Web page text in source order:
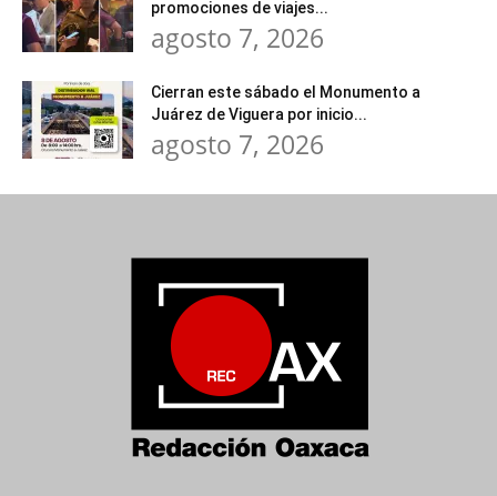
promociones de viajes...
agosto 7, 2026
Cierran este sábado el Monumento a
Juárez de Viguera por inicio...
agosto 7, 2026